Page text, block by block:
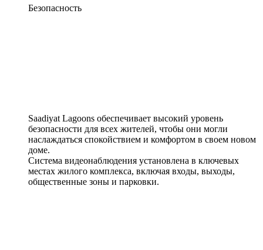
Безопасность
Saadiyat Lagoons обеспечивает высокий уровень
безопасности для всех жителей, чтобы они могли
наслаждаться спокойствием и комфортом в своем новом
доме.
Система видеонаблюдения установлена в ключевых
местах жилого комплекса, включая входы, выходы,
общественные зоны и парковки.